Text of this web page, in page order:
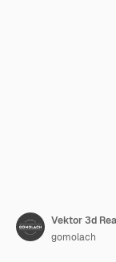
gomolach